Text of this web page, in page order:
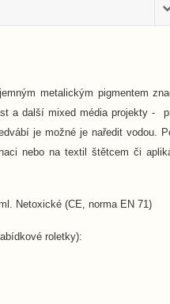
metalickým pigmentem
a další mixed média projekty -
je možné je naředit vodou.
nebo na textil štětcem či
Netoxické (CE, norma EN 71)
roletky):